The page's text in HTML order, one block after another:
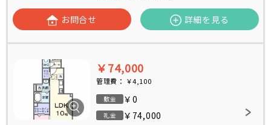
お問合せ 詳細を見る
￥74,000
管理費： ￥4,100
敷金 ￥0
礼金
￥74,000